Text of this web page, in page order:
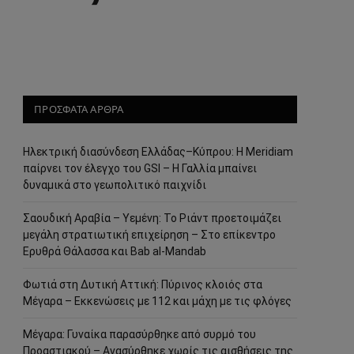
ΠΡΟΣΦΑΤΑ ΑΡΘΡΑ
Ηλεκτρική διασύνδεση Ελλάδας–Κύπρου: Η Meridiam
παίρνει τον έλεγχο του GSI – Η Γαλλία μπαίνει
δυναμικά στο γεωπολιτικό παιχνίδι
Σαουδική Αραβία – Υεμένη: Το Ριάντ προετοιμάζει
μεγάλη στρατιωτική επιχείρηση – Στο επίκεντρο
Ερυθρά Θάλασσα και Bab al-Mandab
Φωτιά στη Δυτική Αττική: Πύρινος κλοιός στα
Μέγαρα – Εκκενώσεις με 112 και μάχη με τις φλόγες
Μέγαρα: Γυναίκα παρασύρθηκε από συρμό του
Προαστιακού – Ανασύρθηκε χωρίς τις αισθήσεις της